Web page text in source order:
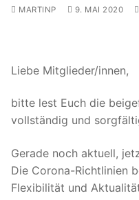
MARTINP 9. MAI 2020
Liebe Mitglieder/innen,
bitte lest Euch die
vollständig und
Gerade noch aktuell,
Die Corona-Richtlinien
Flexibilität und